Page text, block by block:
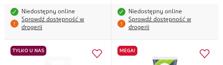
Niedostępny online
Sprawdź dostępność w
drogerii
Niedostępny online
Sprawdź dostępność w
drogerii
TYLKO U NAS MEGA!